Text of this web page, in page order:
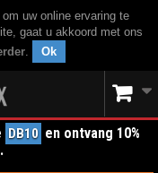
uw online ervaring te
gaat u akkoord met ons
. Ok
DB10 en ontvang 10%